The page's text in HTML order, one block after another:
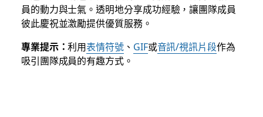
員的動力與士氣。透明地分享成功經驗，讓團隊成員
彼此慶祝並激勵提供優質服務。
專業提示：利用表情符號、 GIF或音訊/視訊片段作為
吸引團隊成員的有趣方式。